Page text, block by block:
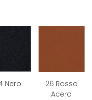
Nero
26 Rosso
Acero